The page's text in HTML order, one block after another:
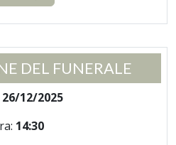
DEL FUNERALE
26/12/2025
14:30